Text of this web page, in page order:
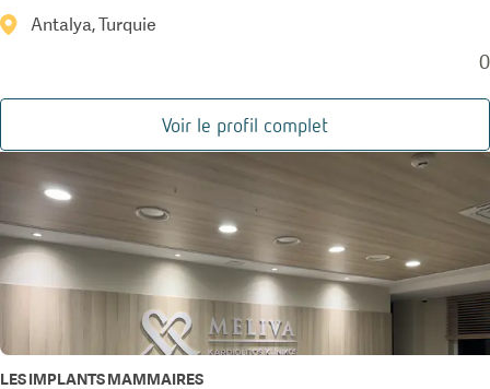
Antalya, Turquie
0
Voir le profil complet
LES IMPLANTS MAMMAIRES